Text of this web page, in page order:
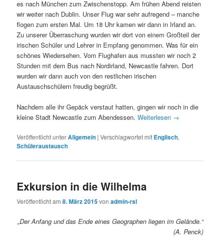
es nach München zum Zwischenstopp. Am frühen Abend reisten
wir weiter nach Dublin. Unser Flug war sehr aufregend – manche
flogen zum ersten Mal. Um 18 Uhr kamen wir dann in Irland an.
Zu unserer Überraschung wurden wir dort von einem Großteil der
irischen Schüler und Lehrer in Empfang genommen. Was für ein
schönes Wiedersehen. Vom Flughafen aus mussten wir noch 2
Stunden mit dem Bus nach Nordirland, Newcastle fahren. Dort
wurden wir dann auch von den restlichen irischen
Austauschschülern freudig begrüßt.
Nachdem alle ihr Gepäck verstaut hatten, gingen wir noch in die
kleine Stadt Newcastle zum Abendessen.Weiterlesen →
Veröffentlicht unterAllgemein |Verschlagwortet mit Englisch,
Schüleraustausch
Exkursion in die Wilhelma
Veröffentlicht am8. März 2015vonadmin-rsl
„Der Anfang und das Ende eines Geographen liegen im Gelände.“
(A. Penck)